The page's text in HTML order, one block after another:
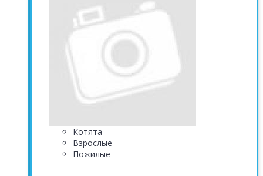
Котята
Взрослые
Пожилые